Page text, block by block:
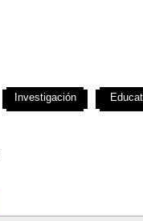
Investigación